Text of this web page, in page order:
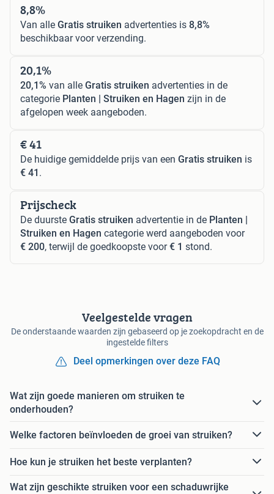
8,8%
Van alle Gratis struiken advertenties is 8,8%
beschikbaar voor verzending.
20,1%
20,1% van alle Gratis struiken advertenties in de
categorie Planten | Struiken en Hagen zijn in de
afgelopen week aangeboden.
€ 41
De huidige gemiddelde prijs van een Gratis struiken is
€ 41 .
Prijscheck
De duurste Gratis struiken advertentie in de Planten |
Struiken en Hagen categorie werd aangeboden voor
€ 200, terwijl de goedkoopste voor€ 1 stond.
Veelgestelde vragen
De onderstaande waarden zijn gebaseerd op je zoekopdracht en de
ingestelde filters
Deel opmerkingen over deze FAQ
Wat zijn goede manieren om struiken te
onderhouden?
Welke factoren beïnvloeden de groei van struiken?
Hoe kun je struiken het beste verplanten?
Wat zijn geschikte struiken voor een schaduwrijke